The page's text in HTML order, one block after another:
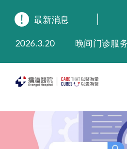
最新消息
2026.8.3
2026.3.20
晚间门诊服
2025.8.4
播道医院体